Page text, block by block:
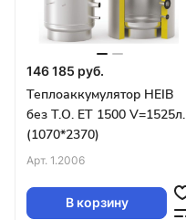
146 185 руб.
Теплоаккумулятор HEIB
без Т.О. ET 1500 V=1525л.
(1070*2370)
Арт. 1.2006
В корзину